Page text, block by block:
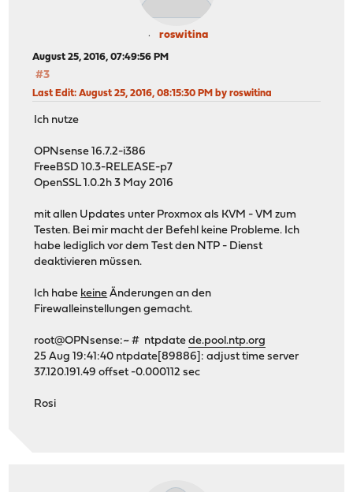
roswitina
August 25, 2016, 07:49:56 PM
#3
Last Edit: August 25, 2016, 08:15:30 PM by roswitina
Ich nutze
OPNsense 16.7.2-i386
FreeBSD 10.3-RELEASE-p7
OpenSSL 1.0.2h 3 May 2016
mit allen Updates unter Proxmox als KVM - VM zum
Testen. Bei mir macht der Befehl keine Probleme. Ich
habe lediglich vor dem Test den NTP - Dienst
deaktivieren müssen.
Ich habe keine Änderungen an den
Firewalleinstellungen gemacht.
root@OPNsense:~ # ntpdatede.pool.ntp.org
25 Aug 19:41:40 ntpdate[89886]: adjust time server
37.120.191.49 offset -0.000112 sec
Rosi